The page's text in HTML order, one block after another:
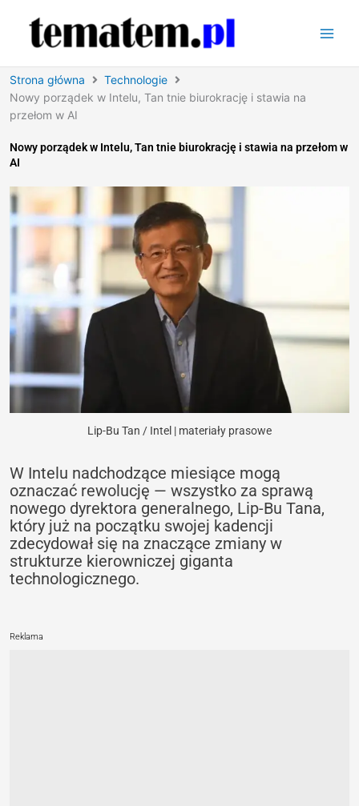
Strona główna
Technologie
Nowy porządek w Intelu, Tan tnie biurokrację i stawia na
przełom w AI
Nowy porządek w Intelu, Tan tnie biurokrację i stawia na przełom w
AI
Lip-Bu Tan / Intel | materiały prasowe
W Intelu nadchodzące miesiące mogą
oznaczać rewolucję — wszystko za sprawą
nowego dyrektora generalnego, Lip-Bu Tana,
który już na początku swojej kadencji
zdecydował się na znaczące zmiany w
strukturze kierowniczej giganta
technologicznego.
Reklama